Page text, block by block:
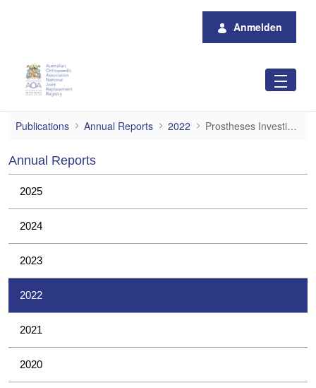
Anmelden
Prostheses Investigations
Publications Annual Reports 2022 Prostheses Investigations
Annual Reports
2025
2024
2023
2022
2021
2020